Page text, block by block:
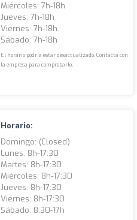
Miércoles: 7h-18h
Jueves: 7h-18h
Viernes: 7h-18h
Sábado: 7h-18h
El horario podría estar desactualizado. Contacta con
la empresa para comprobarlo.
Horario:
Domingo: (closed)
Lunes: 8h-17:30
Martes: 8h-17:30
Miércoles: 8h-17:30
Jueves: 8h-17:30
Viernes: 8h-17:30
Sábado: 8:30-17h